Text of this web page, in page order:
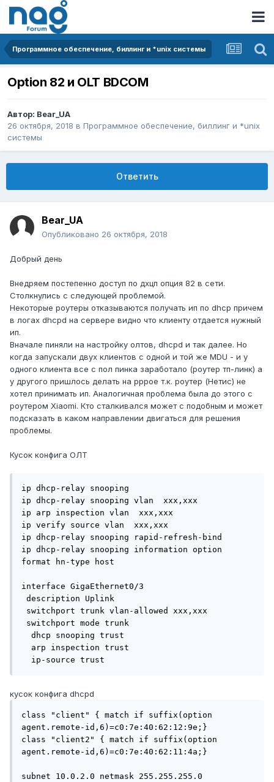
Программное обеспечение, биллинг и *unix системы
Option 82 и OLT BDCOM
Автор: Bear_UA
26 октября, 2018 в Программное обеспечение, биллинг и *unix
системы
Ответить
Bear_UA
Опубликовано 26 октября, 2018
Добрый день
Внедряем постепенно доступ по дхцп опция 82 в сети.
Столкнулись с следующей проблемой.
Некоторые роутеры отказываются получать ип по dhcp причем
в логах dhcpd на сервере видно что клиенту отдается нужный
ип.
Вначале пиняли на настройку олтов, dhcpd и так далее. Но
когда запускали двух клиентов с одной и той же MDU - и у
одного клиента все с пол пинка заработало (роутер тп-линк) а
у другого пришлось делать на pppoe т.к. роутер (Нетис) не
хотел принимать ип. Аналогичная проблема была до этого с
роутером Xiaomi. Кто сталкивался может с подобным и может
подсказать в каком направлении двигаться для решения
проблемы.
Кусок конфига ОЛТ
ip dhcp-relay snooping
ip dhcp-relay snooping vlan  xxx,xxx
ip arp inspection vlan  xxx,xxx
ip verify source vlan  xxx,xxx
ip dhcp-relay snooping rapid-refresh-bind
ip dhcp-relay snooping information option
format hn-type host
interface GigaEthernet0/3
  ip-source trust
кусок конфига dhcp d
class "client" { match if suffix(option
agent.remote-id,6)=c0:7e:40:62:12:9e;}
class "client2" { match if suffix(option
agent.remote-id,6)=c0:7e:40:62:11:4a;}
subnet 10.0.2.0 netmask 255.255.255.0